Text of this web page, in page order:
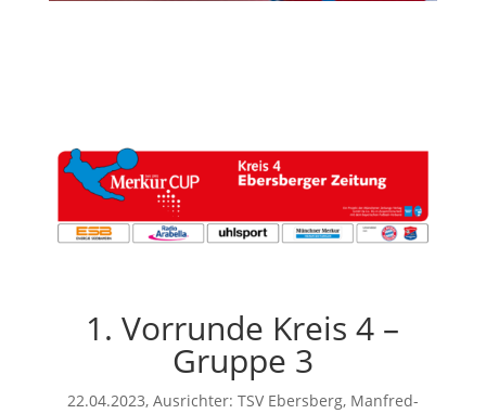
1. Vorrunde Kreis 4 –
Gruppe 3
22.04.2023, Ausrichter: TSV Ebersberg, Manfred-